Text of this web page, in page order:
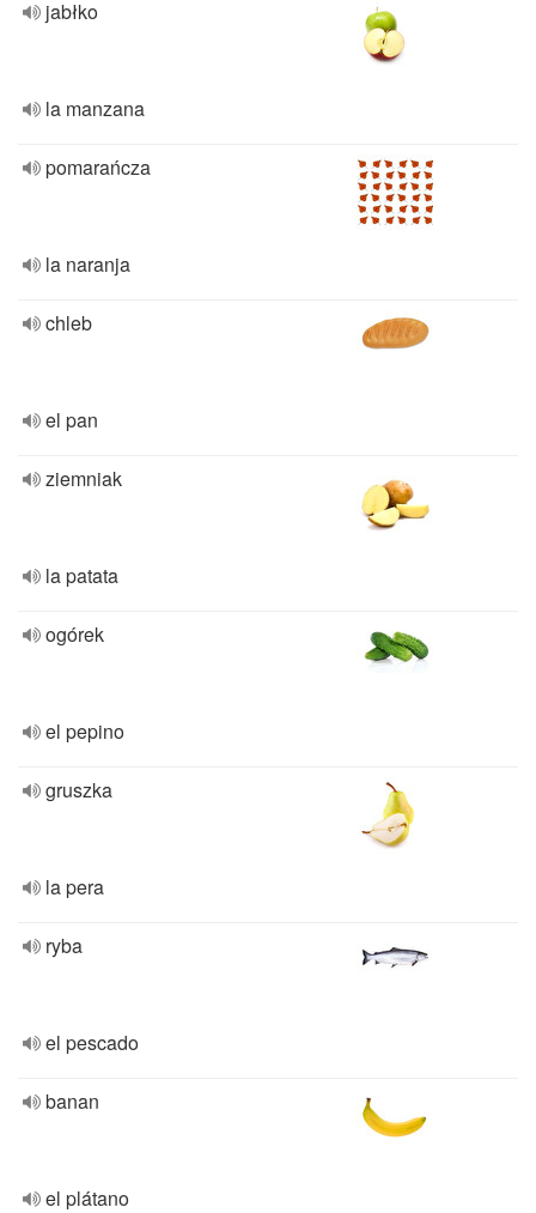
jabłko
la manzana
pomarańcza
la naranja
chleb
el pan
ziemniak
la patata
ogórek
el pepino
gruszka
la pera
ryba
el pescado
banan
el plátano